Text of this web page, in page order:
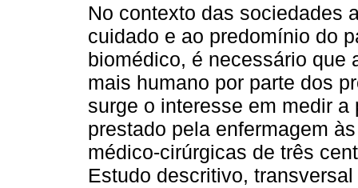
No contexto das sociedades
cuidado e ao predomínio do
biomédico, é necessário que
mais humano por parte dos
surge o interesse em medir
prestado pela enfermagem
médico-cirúrgicas de três
Estudo descritivo,